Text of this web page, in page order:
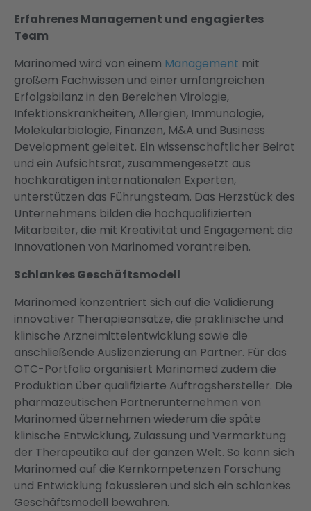
Erfahrenes Management und engagiertes
Team
Marinomed wird von einem Management mit
großem Fachwissen und einer umfangreichen
Erfolgsbilanz in den Bereichen Virologie,
Infektionskrankheiten, Allergien, Immunologie,
Molekularbiologie, Finanzen, M&A und Business
Development geleitet. Ein wissenschaftlicher Beirat
und ein Aufsichtsrat, zusammengesetzt aus
hochkarätigen internationalen Experten,
unterstützen das Führungsteam. Das Herzstück des
Unternehmens bilden die hochqualifizierten
Mitarbeiter, die mit Kreativität und Engagement die
Innovationen von Marinomed vorantreiben.
Schlankes Geschäftsmodell
Marinomed konzentriert sich auf die Validierung
innovativer Therapieansätze, die präklinische und
klinische Arzneimittelentwicklung sowie die
anschließende Auslizenzierung an Partner. Für das
OTC-Portfolio organisiert Marinomed zudem die
Produktion über qualifizierte Auftragshersteller. Die
pharmazeutischen Partnerunternehmen von
Marinomed übernehmen wiederum die späte
klinische Entwicklung, Zulassung und Vermarktung
der Therapeutika auf der ganzen Welt. So kann sich
Marinomed auf die Kernkompetenzen Forschung
und Entwicklung fokussieren und sich ein schlankes
Geschäftsmodell bewahren.